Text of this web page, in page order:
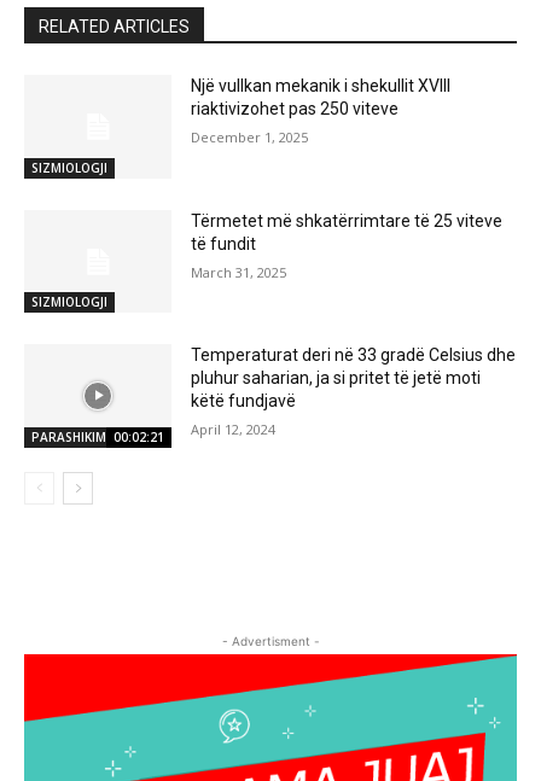
RELATED ARTICLES
SIZMIOLOGJI
Një vullkan mekanik i shekullit XVIII
riaktivizohet pas 250 viteve
December 1, 2025
SIZMIOLOGJI
Tërmetet më shkatërrimtare të 25 viteve
të fundit
March 31, 2025
PARASHIKIMI MOTIT
00:02:21
Temperaturat deri në 33 gradë Celsius dhe
pluhur saharian, ja si pritet të jetë moti
këtë fundjavë
April 12, 2024
- Advertisment -